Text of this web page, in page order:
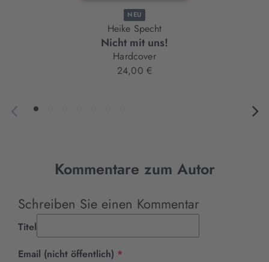
NEU
Heike Specht
Nicht mit uns!
Hardcover
24,00 €
Kommentare zum Autor
Schreiben Sie einen Kommentar
Titel
Email (nicht öffentlich) *